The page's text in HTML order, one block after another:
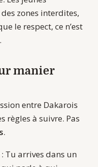
zones interdites,
le respect, ce n’est
manier
entre Dakarois
règles à suivre. Pas
.
: Tu arrives dans un